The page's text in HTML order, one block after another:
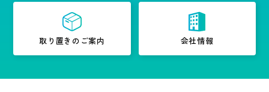
取り置きのご案内 会社情報